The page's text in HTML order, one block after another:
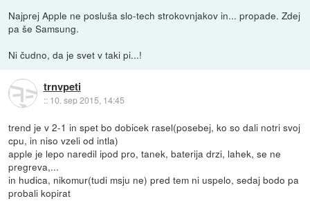
Najprej Apple ne posluša slo-tech strokovnjakov in... propade. Zdej
pa še Samsung.
Ni čudno, da je svet v taki pi...!
trnvpeti
:: 10. sep 2015, 14:45
trend je v 2-1 in spet bo dobicek rasel(posebej, ko so dali notri svoj
cpu, in niso vzeli od intla)
apple je lepo naredil ipod pro, tanek, baterija drzi, lahek, se ne
pregreva,...
in hudica, nikomur(tudi msju ne) pred tem ni uspelo, sedaj bodo pa
probali kopirat